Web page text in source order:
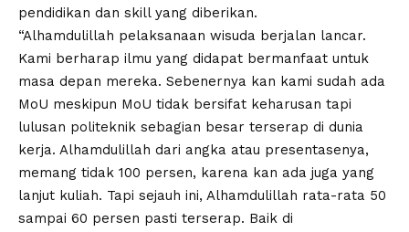
pendidikan dan skill yang diberikan.
“Alhamdulillah pelaksanaan wisuda berjalan lancar.
Kami berharap ilmu yang didapat bermanfaat untuk
masa depan mereka. Sebenernya kan kami sudah ada
MoU meskipun MoU tidak bersifat keharusan tapi
lulusan politeknik sebagian besar terserap di dunia
kerja. Alhamdulillah dari angka atau presentasenya,
memang tidak 100 persen, karena kan ada juga yang
lanjut kuliah. Tapi sejauh ini, Alhamdulillah rata-rata 50
sampai 60 persen pasti terserap. Baik di